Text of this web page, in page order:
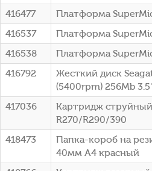
416477
Платформа
416537
Платформа
416538
Платформа
416792
Жесткий диск
(5400rpm) 256Mb
417036
Картридж струйный
R270/R290/390
418473
Папка-короб на
40мм A4 красный